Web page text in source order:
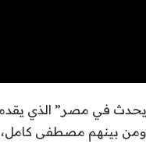
بينهم مصطفى كامل،